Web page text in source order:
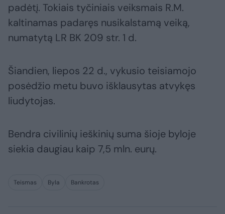
padėtį. Tokiais tyčiniais veiksmais R.M.
kaltinamas padaręs nusikalstamą veiką,
numatytą LR BK 209 str. 1 d.
Šiandien, liepos 22 d., vykusio teisiamojo
posėdžio metu buvo išklausytas atvykęs
liudytojas.
Bendra civilinių ieškinių suma šioje byloje
siekia daugiau kaip 7,5 mln. eurų.
Teismas Byla Bankrotas